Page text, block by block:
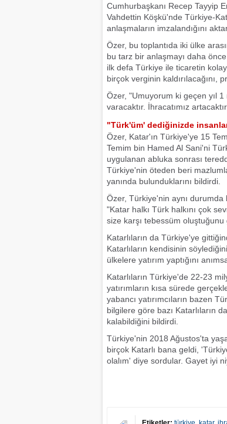
Cumhurbaşkanı Recep Tayyip
Vahdettin Köşkü'nde Türkiye-
anlaşmaların imzalandığını
Özer, bu toplantıda iki ülke
bu tarz bir anlaşmayı daha
ilk defa Türkiye ile ticaretin
birçok verginin kaldırılacağını,
Özer, "Umuyorum ki geçen yıl
varacaktır. İhracatımız
"Türk'üm' dediğinizde
Özer, Katar'ın Türkiye'ye 15
Temim bin Hamed Al Sani'ni
uygulanan abluka sonrası
Türkiye'nin öteden beri
yanında bulunduklarını bildirdi.
Özer, Türkiye'nin aynı durumda
"Katar halkı Türk halkını çok
size karşı tebessüm oluştuğunu
Katarlıların da Türkiye'ye
Katarlıların kendisinin
ülkelere yatırım yaptığını
Katarlıların Türkiye'de 22-23
yatırımların kısa sürede
yabancı yatırımcıların bazen
bilgilere göre bazı Katarlıların
kalabildiğini bildirdi.
Türkiye'nin 2018 Ağustos'ta
birçok Katarlı bana geldi,
olalım' diye sordular. Gayet iyi